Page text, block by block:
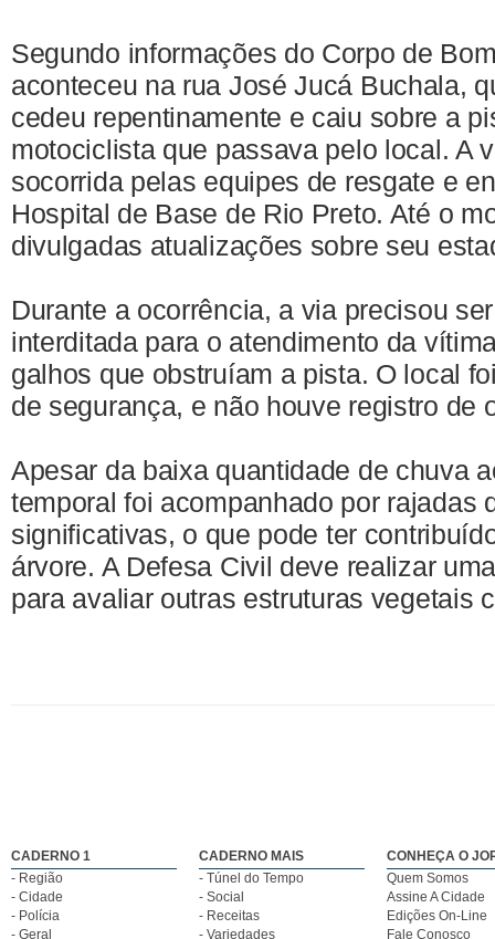
Segundo informações do Corpo de
aconteceu na rua José Jucá Buchala,
cedeu repentinamente e caiu sobre a
motociclista que passava pelo local. A
socorrida pelas equipes de resgate e
Hospital de Base de Rio Preto. Até o
divulgadas atualizações sobre seu
Durante a ocorrência, a via precisou
interditada para o atendimento da
galhos que obstruíam a pista. O local
de segurança, e não houve registro de
Apesar da baixa quantidade de chuva
temporal foi acompanhado por rajadas
significativas, o que pode ter
árvore. A Defesa Civil deve realizar
para avaliar outras estruturas vegetais
CADERNO 1
- Região
- Cidade
- Polícia
- Geral
CADERNO MAIS
- Túnel do Tempo
- Social
- Receitas
- Variedades
CONHEÇA O
Quem Somos
Assine A Cidade
Edições On-Line
Fale Conosco